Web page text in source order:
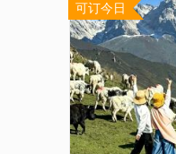
可订今日